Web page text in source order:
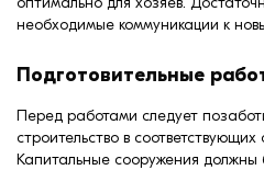
необходимые коммуникации к
Подготовительные
Перед работами следует
строительство в
Капитальные сооружения должны